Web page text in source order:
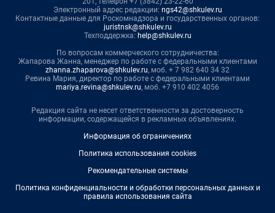
Электронный адрес редакции: ngs42@shkulev.ru
Контактные данные для Роскомнадзора и государственных органов:
juristnsk@shkulev.ru
Техподдержка: help@shkulev.ru
По вопросам коммерческого сотрудничества:
Жапарова Жанна, менеджер по работе с федеральными клиентами
zhanna.zhaparova@shkulev.ru, моб. + 7 982 640 34 32
Ревина Мария, директор по работе с федеральными клиентами
mariya.revina@shkulev.ru, моб. +7 910 402 4056
Редакция сайта не несет ответственности за достоверность
информации, содержащейся в рекламных объявлениях.
Информация об ограничениях
Политика использования cookies
Рекомендательные системы
Политика конфиденциальности и обработки персональных данных и
правила использования сайта